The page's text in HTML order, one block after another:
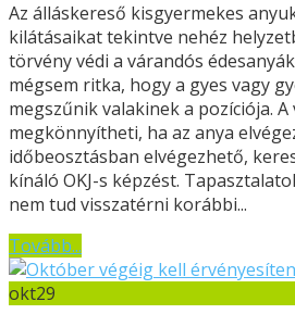
Az álláskereső kisgyermekes
kilátásaikat tekintve nehéz
törvény védi a várandós
mégsem ritka, hogy a gyes vagy
megszűnik valakinek a pozíciója.
megkönnyítheti, ha az anya
időbeosztásban elvégezhető,
kínáló OKJ-s képzést.
nem tud visszatérni korábbi...
Tovább...
okt29